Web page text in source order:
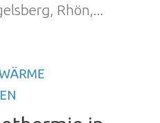
Rhön,...